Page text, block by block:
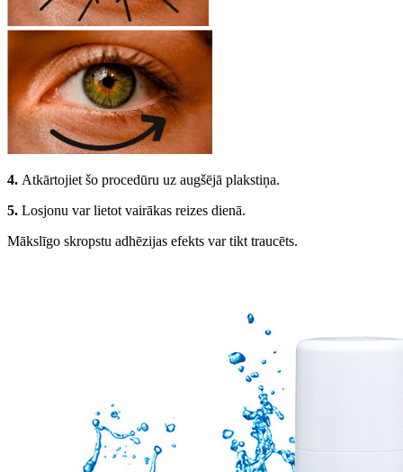
4. Atkārtojiet šo procedūru uz augšējā plakstiņa.
5. Losjonu var lietot vairākas reizes dienā.
Mākslīgo skropstu adhēzijas efekts var tikt traucēts.